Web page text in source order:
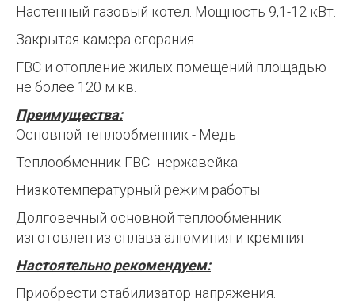
Настенный газовый котел. Мощность 9,1-12 кВт.
Закрытая камера сгорания
ГВС и отопление жилых помещений площадью
не более 120 м.кв.
Преимущества:
Основной теплообменник - Медь
Теплообменник ГВС- нержавейка
Низкотемпературный режим работы
Долговечный основной теплообменник
изготовлен из сплава алюминия и кремния
Настоятельно рекомендуем:
Приобрести стабилизатор напряжения.